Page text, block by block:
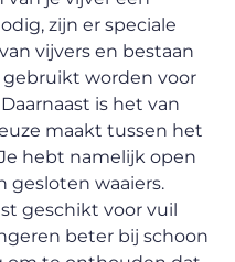
zijn er speciale
vijvers en bestaan
worden voor
is het van
maakt tussen het
hebt namelijk open
gesloten waaiers.
geschikt voor vuil
beter bij schoon